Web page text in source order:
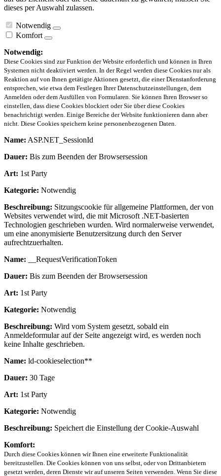
dieses per Auswahl zulassen.
Notwendig
Komfort
Notwendig:
Diese Cookies sind zur Funktion der Website erforderlich und können in Ihren
Systemen nicht deaktiviert werden. In der Regel werden diese Cookies nur als
Reaktion auf von Ihnen getätigte Aktionen gesetzt, die einer Dienstanforderung
entsprechen, wie etwa dem Festlegen Ihrer Datenschutzeinstellungen, dem
Anmelden oder dem Ausfüllen von Formularen. Sie können Ihren Browser so
einstellen, dass diese Cookies blockiert oder Sie über diese Cookies
benachrichtigt werden. Einige Bereiche der Website funktionieren dann aber
nicht. Diese Cookies speichern keine personenbezogenen Daten.
Name: ASP.NET_SessionId
Dauer: Bis zum Beenden der Browsersession
Art: 1st Party
Kategorie: Notwendig
Beschreibung: Sitzungscookie für allgemeine Plattformen, der von
Websites verwendet wird, die mit Microsoft .NET-basierten
Technologien geschrieben wurden. Wird normalerweise verwendet,
um eine anonymisierte Benutzersitzung durch den Server
aufrechtzuerhalten.
Name: __RequestVerificationToken
Dauer: Bis zum Beenden der Browsersession
Art: 1st Party
Kategorie: Notwendig
Beschreibung: Wird vom System gesetzt, sobald ein
Anmeldeformular auf der Seite angezeigt wird, es werden noch
keine Inhalte geschrieben.
Name: ld-cookieselection**
Dauer: 30 Tage
Art: 1st Party
Kategorie: Notwendig
Beschreibung: Speichert die Einstellung der Cookie-Auswahl
Komfort:
Durch diese Cookies können wir Ihnen eine erweiterte Funktionalität
bereitzustellen. Die Cookies können von uns selbst, oder von Drittanbietern
gesetzt werden, deren Dienste wir auf unseren Seiten verwenden. Wenn Sie diese